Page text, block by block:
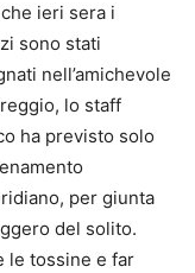
ieri sera i
sono stati
nell’amichevole
lo staff
ha previsto solo
per giunta
del solito.
le tossine e far